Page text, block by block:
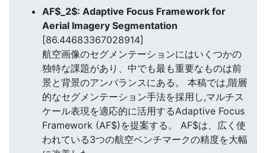
AF$_2$: Adaptive Focus Framework for
Aerial Imagery Segmentation
[86.44683367028914]
航空画像のセグメンテーションにはいくつかの
独特な課題があり、中でも最も重要なものは前
景と背景のアンバランスにある。 本稿では,階層
的なセグメンテーション手法を採用し,マルチス
ケール表現を適応的に活用するAdaptive Focus
Framework (AF$)を提案する。 AF$は、広く使
われている3つの航空ベンチマークの精度を大幅